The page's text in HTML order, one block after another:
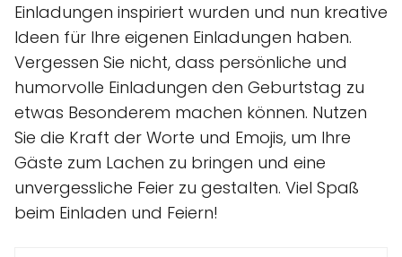
Einladungen inspiriert wurden und nun kreative
Ideen für Ihre eigenen Einladungen haben.
Vergessen Sie nicht, dass persönliche und
humorvolle Einladungen den Geburtstag zu
etwas Besonderem machen können. Nutzen
Sie die Kraft der Worte und Emojis, um Ihre
Gäste zum Lachen zu bringen und eine
unvergessliche Feier zu gestalten. Viel Spaß
beim Einladen und Feiern!